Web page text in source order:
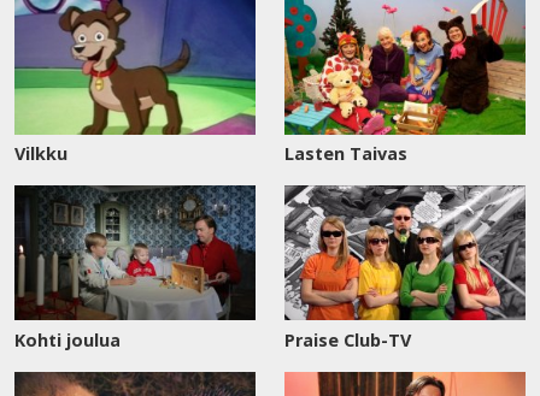
Vilkku Lasten Taivas
Kohti joulua Praise Club-TV